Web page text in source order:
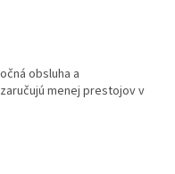
obsluha a
menej prestojov v